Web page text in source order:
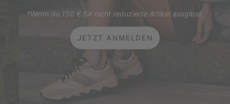
*Wenn du 150 € für nicht reduzierte Artikel ausgibst.
JETZT ANMELDEN